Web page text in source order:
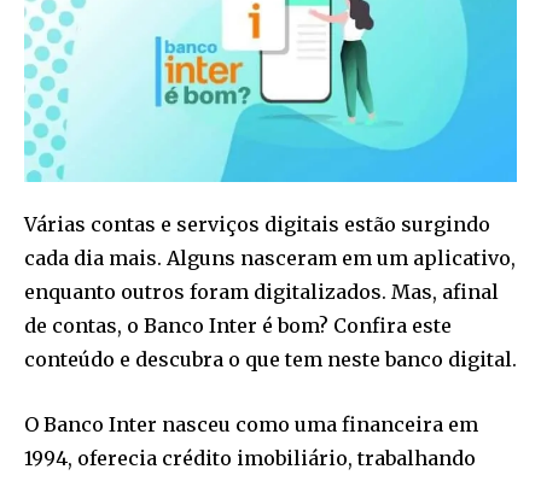
Várias contas e serviços digitais estão surgindo
cada dia mais. Alguns nasceram em um aplicativo,
enquanto outros foram digitalizados. Mas, afinal
de contas, o Banco Inter é bom? Confira este
conteúdo e descubra o que tem neste banco digital.
O Banco Inter nasceu como uma financeira em
1994, oferecia crédito imobiliário, trabalhando